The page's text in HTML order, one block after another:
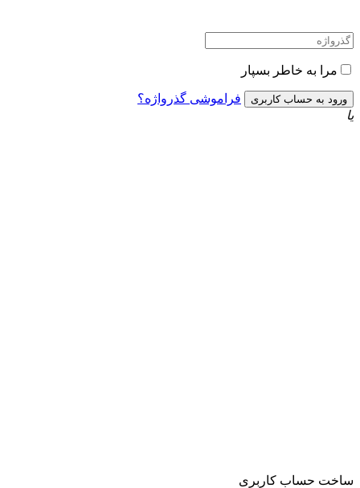
مرا به خاطر بسپار
فراموشی گذرواژه؟
یا
ساخت حساب کاربری